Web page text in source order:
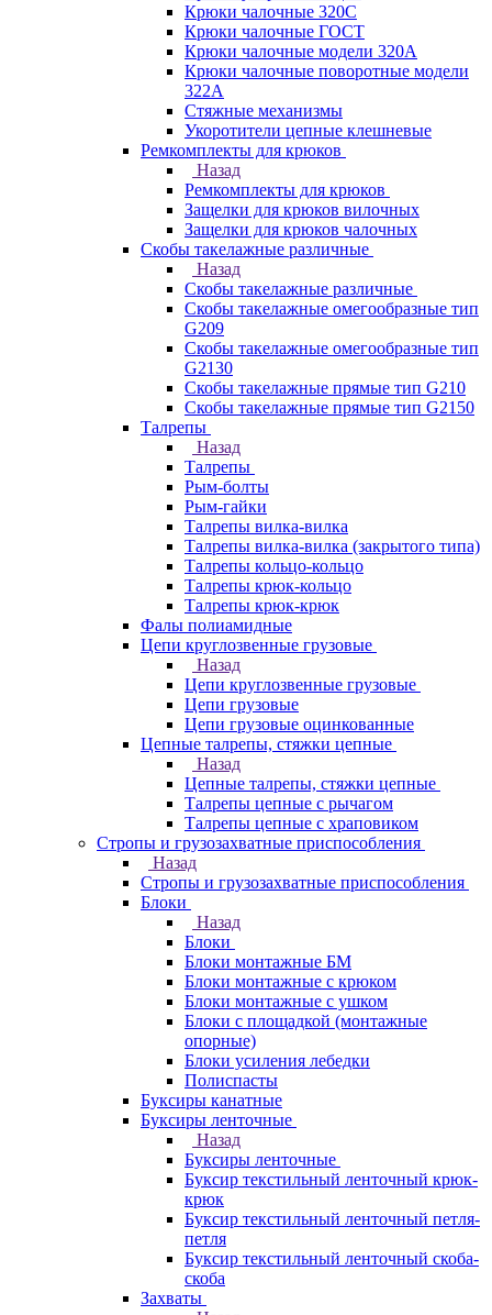
Крюки чалочные 320C
Крюки чалочные ГОСТ
Крюки чалочные модели 320А
Крюки чалочные поворотные модели
322А
Стяжные механизмы
Укоротители цепные клешневые
Ремкомплекты для крюков
Назад
Ремкомплекты для крюков
Защелки для крюков вилочных
Защелки для крюков чалочных
Скобы такелажные различные
Назад
Скобы такелажные различные
Скобы такелажные омегообразные тип
G209
Скобы такелажные омегообразные тип
G2130
Скобы такелажные прямые тип G210
Скобы такелажные прямые тип G2150
Талрепы
Назад
Талрепы
Рым-болты
Рым-гайки
Талрепы вилка-вилка
Талрепы вилка-вилка (закрытого типа)
Талрепы кольцо-кольцо
Талрепы крюк-кольцо
Талрепы крюк-крюк
Фалы полиамидные
Цепи круглозвенные грузовые
Назад
Цепи круглозвенные грузовые
Цепи грузовые
Цепи грузовые оцинкованные
Цепные талрепы, стяжки цепные
Назад
Цепные талрепы, стяжки цепные
Талрепы цепные с рычагом
Талрепы цепные с храповиком
Стропы и грузозахватные приспособления
Назад
Стропы и грузозахватные приспособления
Блоки
Назад
Блоки
Блоки монтажные БМ
Блоки монтажные с крюком
Блоки монтажные с ушком
Блоки с площадкой (монтажные
опорные)
Блоки усиления лебедки
Полиспасты
Буксиры канатные
Буксиры ленточные
Назад
Буксиры ленточные
Буксир текстильный ленточный крюк-
крюк
Буксир текстильный ленточный петля-
петля
Буксир текстильный ленточный скоба-
скоба
Захваты